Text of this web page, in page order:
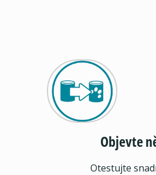
Objevte
Otestujte